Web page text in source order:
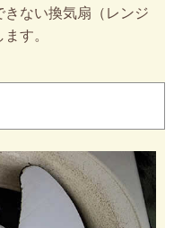
ない換気扇（レンジ
す。